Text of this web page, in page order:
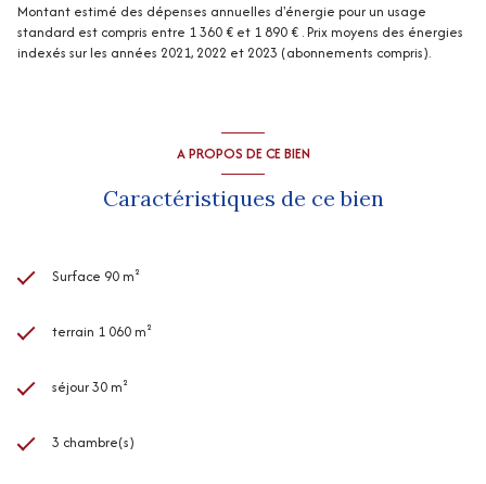
Montant estimé des dépenses annuelles d'énergie pour un usage
standard est compris entre 1 360 € et 1 890 € . Prix moyens des énergies
indexés sur les années 2021, 2022 et 2023 (abonnements compris).
A PROPOS DE CE BIEN
Caractéristiques de ce bien
Surface 90 m²
terrain 1 060 m²
séjour 30 m²
3 chambre(s)